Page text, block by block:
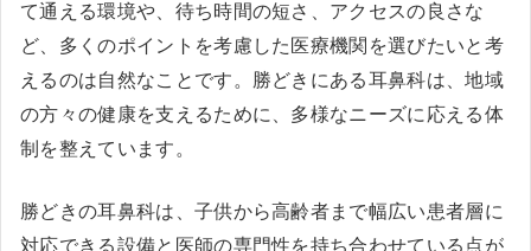
て通える環境や、待ち時間の短さ、アクセスの良さな
ど、多くのポイントを考慮した医療機関を選びたいと考
えるのは自然なことです。勝どきにある耳鼻科は、地域
の方々の健康を支えるために、多様なニーズに応える体
制を整えています。
勝どきの耳鼻科は、子供から高齢者まで幅広い患者層に
対応できる設備と医師の専門性を持ち合わせている点が